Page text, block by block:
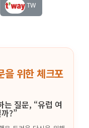
TW
을 위한 체크포
는 질문, “유럽 여
?”